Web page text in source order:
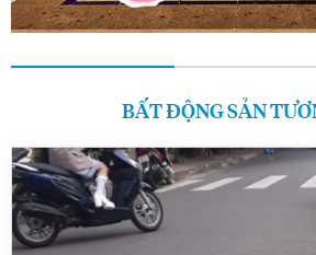
BẤT ĐỘNG SẢN